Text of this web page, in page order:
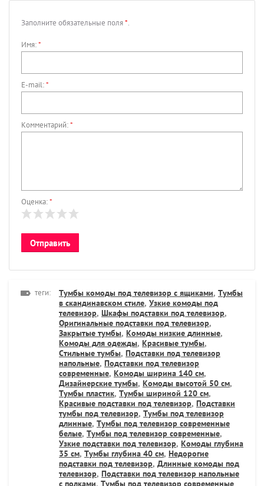
Заполните обязательные поля*.
Имя:*
E-mail:*
Комментарий:*
Оценка:*
теги: Тумбы комоды под телевизор с ящиками, Тумбы
в скандинавском стиле, Узкие комоды под
телевизор, Шкафы подставки под телевизор,
Оригинальные подставки под телевизор,
Закрытые тумбы, Комоды низкие длинные,
Комоды для одежды, Красивые тумбы,
Стильные тумбы, Подставки под телевизор
напольные, Подставки под телевизор
современные, Комоды ширина 140 см,
Дизайнерские тумбы, Комоды высотой 50 см,
Тумбы пластик, Тумбы шириной 120 см,
Красивые подставки под телевизор, Подставки
тумбы под телевизор, Тумбы под телевизор
длинные, Тумбы под телевизор современные
белые, Тумбы под телевизор современные,
Узкие подставки под телевизор, Комоды глубина
35 см, Тумбы глубина 40 см, Недорогие
подставки под телевизор, Длинные комоды под
телевизор, Подставки под телевизор напольные
с полками, Тумбы под телевизор современные